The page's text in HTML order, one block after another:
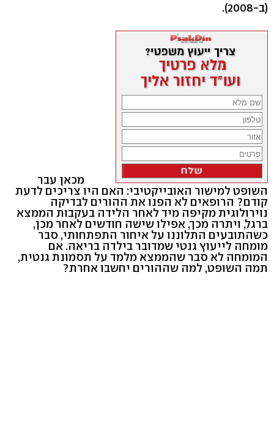
(ב-2008).
מכאן עבר
השופט למישור האובייקטיבי: האם היו צריכים לדעת
קודם? הרופאים לא הפנו את ההורים לבדיקה
נוירולוגית מקיפה מיד לאחר הלידה בעקבות הממצא
ברגל, ויתרה מכך, אפילו שישה חודשים לאחר מכן,
כשהתובעים התלוננו על איחור התפתחותי, סבר
מומחה לייעוץ גנטי שמדובר בילדה בריאה. אם
המומחה לא סבר שהממצא מלמד על תסמונת גנטית,
תמה השופט, למה שההורים יחשבו אחרת?